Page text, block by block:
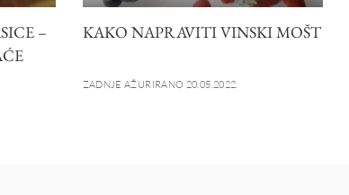
–
KAKO NAPRAVITI VINSKI MOŠT
ZADNJE AŽURIRANO 20.05.2022.